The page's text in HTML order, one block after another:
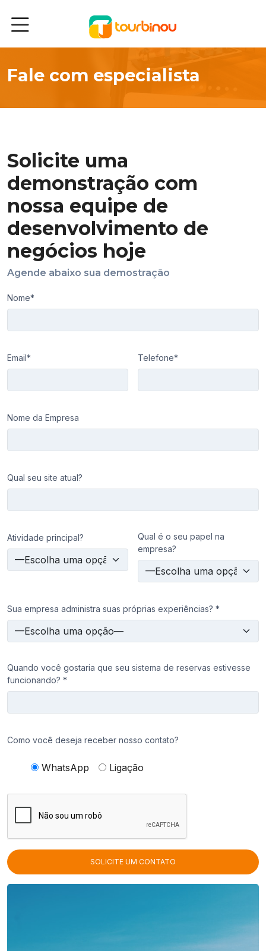
Blog
Fale com especialista
Solicite uma
demonstração com
nossa equipe de
desenvolvimento de
negócios hoje
Agende abaixo sua demostração
Nome*
Email* Telefone*
Nome da Empresa
Qual seu site atual?
Atividade principal?
Qual é o seu papel na
empresa?
Sua empresa administra suas próprias experiências? *
Quando você gostaria que seu sistema de reservas estivesse
funcionando? *
Como você deseja receber nosso contato?
WhatsApp Ligação